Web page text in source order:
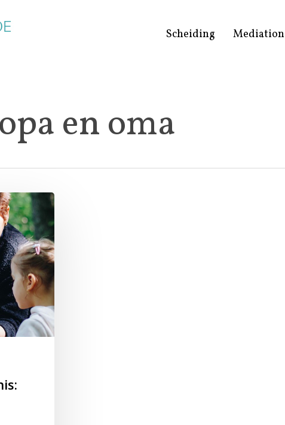
Scheiding Mediation
en oma